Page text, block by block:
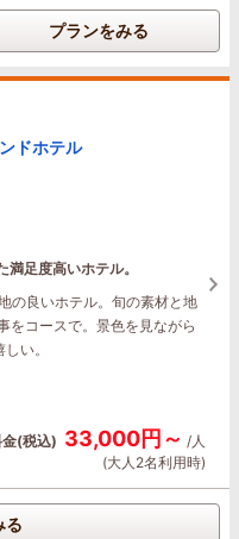
プランをみる
ドホテル
足度高いホテル。
の良いホテル。旬の素材と地
をコースで。景色を見ながら
い。
(税込) 33,000円～ /人
(大人2名利用時)
る